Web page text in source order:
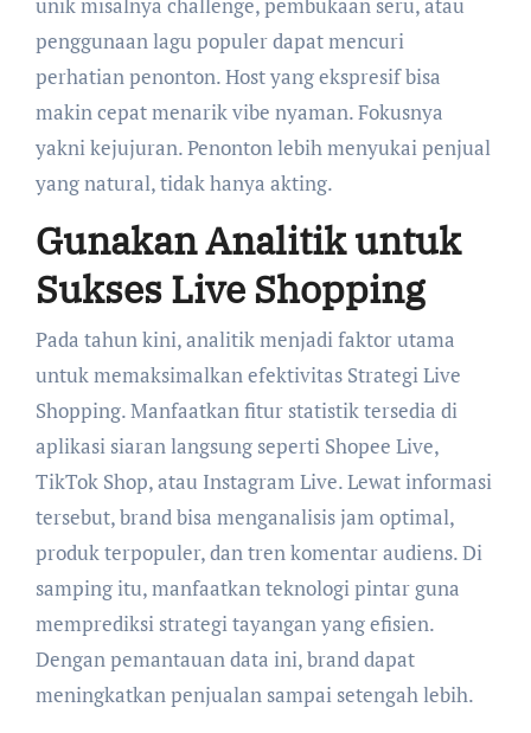
penggunaan lagu populer dapat mencuri
perhatian penonton. Host yang ekspresif bisa
makin cepat menarik vibe nyaman. Fokusnya
yakni kejujuran. Penonton lebih menyukai penjual
yang natural, tidak hanya akting.
Gunakan Analitik untuk
Sukses Live Shopping
Pada tahun kini, analitik menjadi faktor utama
untuk memaksimalkan efektivitas Strategi Live
Shopping. Manfaatkan fitur statistik tersedia di
aplikasi siaran langsung seperti Shopee Live,
TikTok Shop, atau Instagram Live. Lewat informasi
tersebut, brand bisa menganalisis jam optimal,
produk terpopuler, dan tren komentar audiens. Di
samping itu, manfaatkan teknologi pintar guna
memprediksi strategi tayangan yang efisien.
Dengan pemantauan data ini, brand dapat
meningkatkan penjualan sampai setengah lebih.